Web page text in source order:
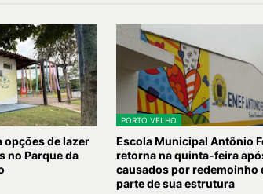
opções de lazer
no Parque da
PORTO VELHO
Escola Municipal Antônio
retorna na quinta-feira
causados por redemoinho
parte de sua estrutura